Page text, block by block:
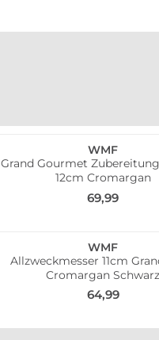
STANLEY
WMF
Grand Gourmet
12cm Cromargan
69,99
WMF
Allzweckmesser 11cm
Cromargan Schwarz
64,99